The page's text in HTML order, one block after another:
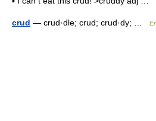
crud — crud·dle; crud; crud·dy; …